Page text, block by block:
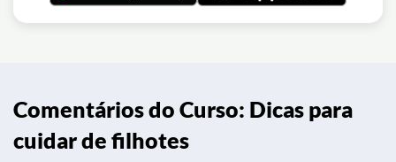
Comentários do Curso: Dicas para
cuidar de filhotes